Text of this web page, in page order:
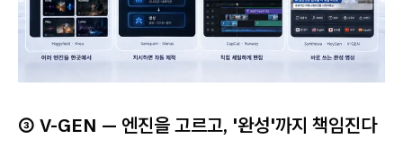
③ V-GEN — 엔진을 고르고, '완성'까지 책임진다